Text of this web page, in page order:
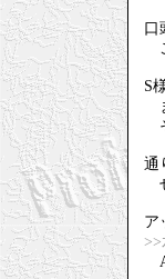
口
S
通
ア